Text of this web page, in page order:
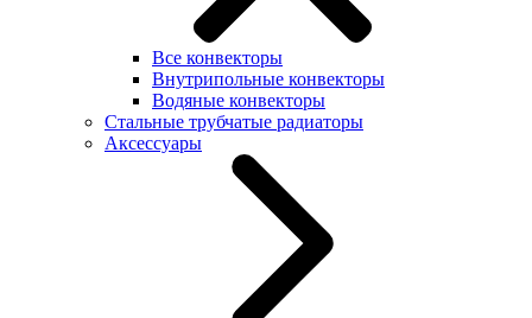
Все конвекторы
Внутрипольные конвекторы
Водяные конвекторы
Стальные трубчатые радиаторы
Аксессуары